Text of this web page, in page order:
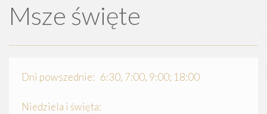
Msze święte
Dni powszednie: 6:30, 7:00, 9:00; 18:00
Niedziela i święta: